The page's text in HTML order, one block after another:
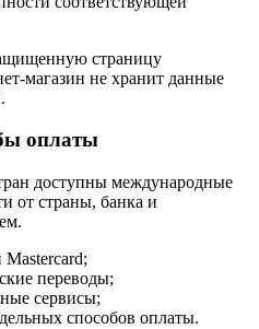
страницу
магазин не хранит данные
оплаты
доступны международные
от страны, банка и
переводы;
сервисы;
способов оплаты.